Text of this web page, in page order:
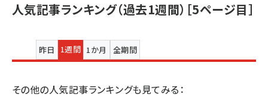
amazon (2259)
yahoo (1908)
楽天 (1876)
人気記事ランキング（過去1週間）［5ページ目］
ラ
イ
昨日 1週間 1か月 全期間
その他の人気記事ランキングも見てみる：